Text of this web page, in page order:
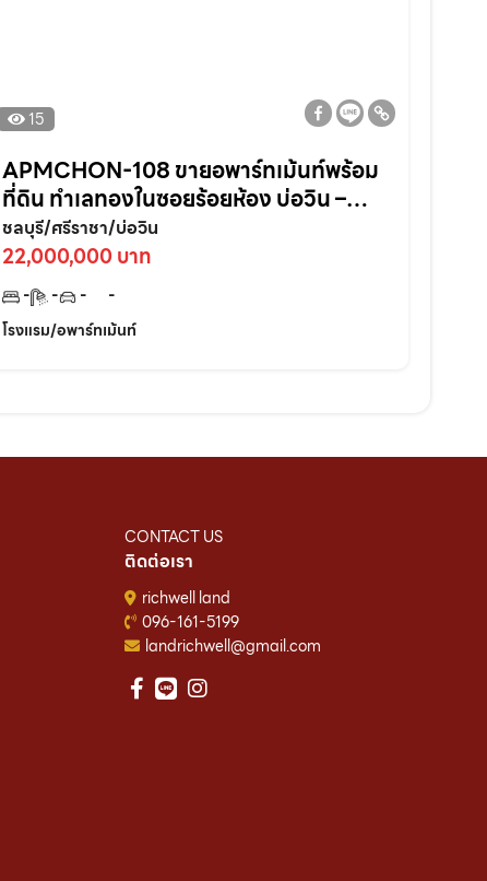
15
APMCHON-108 ขายอพาร์ทเม้นท์พร้อม
ที่ดิน ทำเลทองในซอยร้อยห้อง บ่อวิน –
ศรีราชา ติดแหล่งชุมชนเหมาะลงทุนต่อยอด
ทันที!
ชลบุรี/ศรีราชา/บ่อวิน
22,000,000 บาท
- - -
-
โรงแรม/อพาร์ทเม้นท์
CONTACT US
ติดต่อเรา
richwell land
096-161-5199
landrichwell@gmail.com